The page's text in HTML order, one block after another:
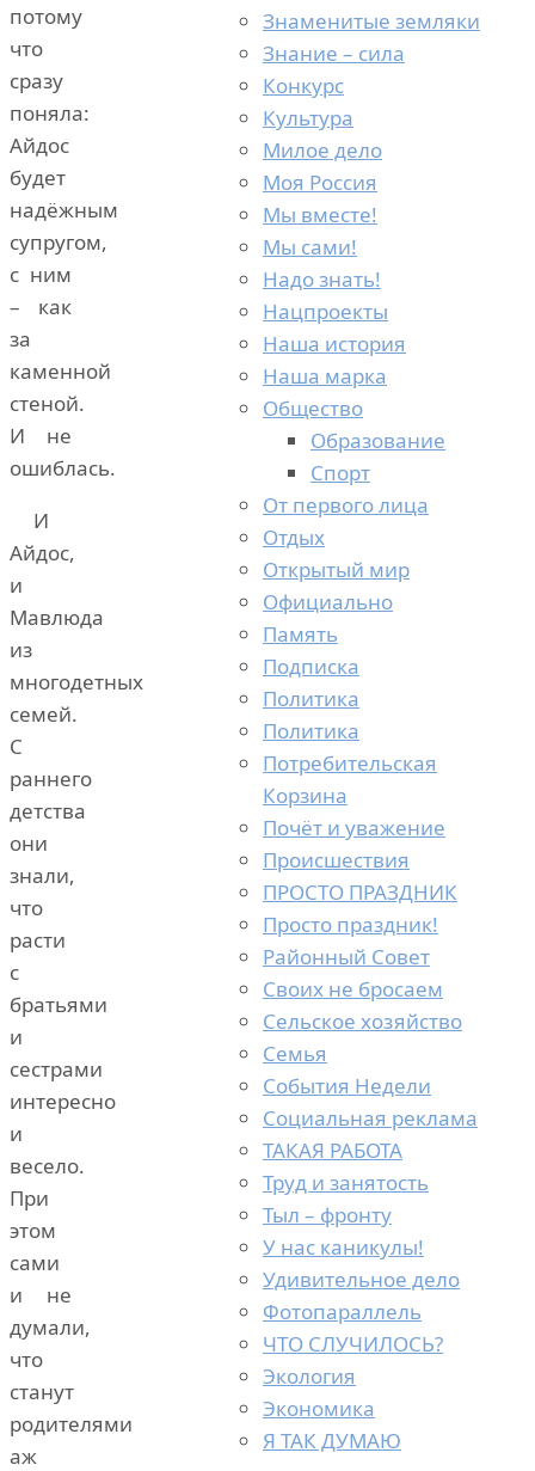
потому
что
сразу
поняла:
Айдос
будет
надёжным
супругом,
с ним
– как
за
каменной
стеной.
И не
ошиблась.
И
Айдос,
и
Мавлюда
из
многодетных
семей.
С
раннего
детства
они
знали,
что
расти
с
братьями
и
сестрами
интересно
и
весело.
При
этом
сами
и не
думали,
что
станут
родителями
аж
Знаменитые земляки
Знание – сила
Конкурс
Культура
Милое дело
Моя Россия
Мы вместе!
Мы сами!
Надо знать!
Нацпроекты
Наша история
Наша марка
Общество
Образование
Спорт
От первого лица
Отдых
Открытый мир
Официально
Память
Подписка
Политика
Политика
Потребительская
Корзина
Почёт и уважение
Происшествия
ПРОСТО ПРАЗДНИК
Просто праздник!
Районный Совет
Своих не бросаем
Сельское хозяйство
Семья
События Недели
Социальная реклама
ТАКАЯ РАБОТА
Труд и занятость
Тыл – фронту
У нас каникулы!
Удивительное дело
Фотопараллель
ЧТО СЛУЧИЛОСЬ?
Экология
Экономика
Я ТАК ДУМАЮ